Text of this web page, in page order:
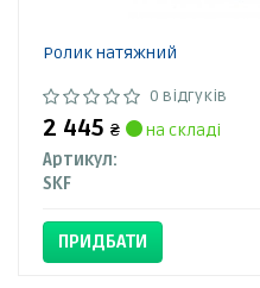
Ролик натяжний
0 відгуків
2 445 ₴
на складі
Артикул:
SKF
ПРИДБАТИ